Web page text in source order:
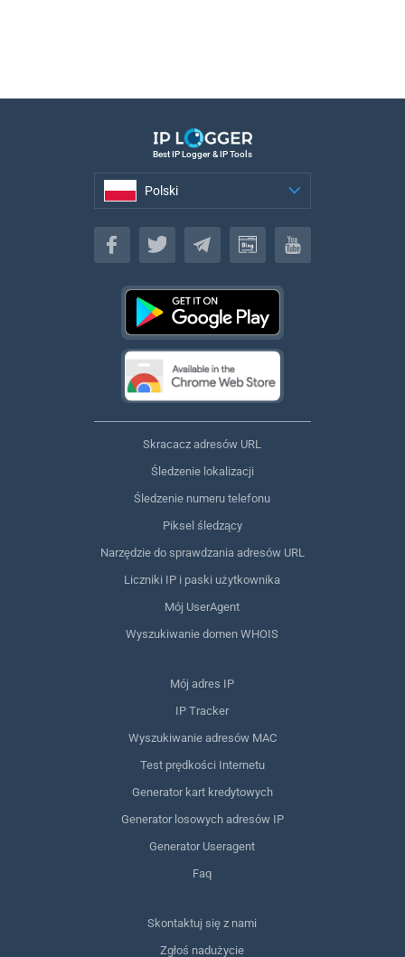
Best IP Logger & IP Tools
Polski
Polski
Skracacz adresów URL
Śledzenie lokalizacji
Śledzenie numeru telefonu
Piksel śledzący
Narzędzie do sprawdzania adresów URL
Liczniki IP i paski użytkownika
Mój UserAgent
Wyszukiwanie domen WHOIS
Mój adres IP
IP Tracker
Wyszukiwanie adresów MAC
Test prędkości Internetu
Generator kart kredytowych
Generator losowych adresów IP
Generator Useragent
Faq
Skontaktuj się z nami
Zgłoś nadużycie